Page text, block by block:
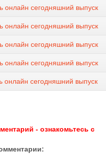
онлайн сегодняшний выпуск
онлайн сегодняшний выпуск
онлайн сегодняшний выпуск
онлайн сегодняшний выпуск
онлайн сегодняшний выпуск
- ознакомьтесь с